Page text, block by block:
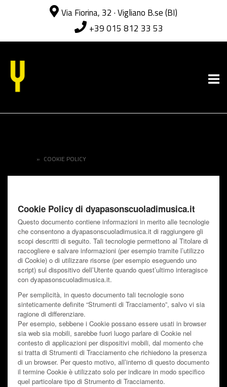
Via Fiorina, 32 · Vigliano B.se (BI)
+39 015 812 33 53
contenuto
» COOKIE POLICY
Cookie Policy di dyapasonscuoladimusica.it
Questo documento contiene informazioni in merito alle tecnologie
che consentono a dyapasonscuoladimusica.it di raggiungere gli
scopi descritti di seguito. Tali tecnologie permettono al Titolare di
raccogliere e salvare informazioni (per esempio tramite l’utilizzo
di Cookie) o di utilizzare risorse (per esempio eseguendo uno
script) sul dispositivo dell’Utente quando quest’ultimo interagisce
con dyapasonscuoladimusica.it.
Per semplicità, in questo documento tali tecnologie sono
sinteticamente definite “Strumenti di Tracciamento”, salvo vi sia
ragione di differenziare.
Per esempio, sebbene i Cookie possano essere usati in browser
sia web sia mobili, sarebbe fuori luogo parlare di Cookie nel
contesto di applicazioni per dispositivi mobili, dal momento che
si tratta di Strumenti di Tracciamento che richiedono la presenza
di un browser. Per questo motivo, all’interno di questo documento
il termine Cookie è utilizzato solo per indicare in modo specifico
quel particolare tipo di Strumento di Tracciamento.